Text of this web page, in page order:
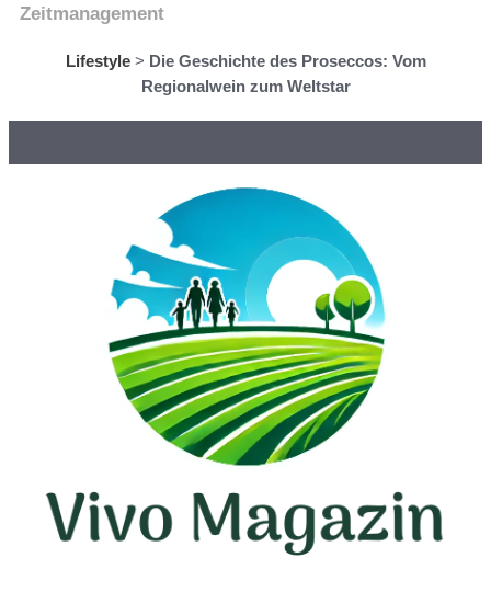
Zeitmanagement
Lifestyle> Die Geschichte des Proseccos: Vom
Regionalwein zum Weltstar